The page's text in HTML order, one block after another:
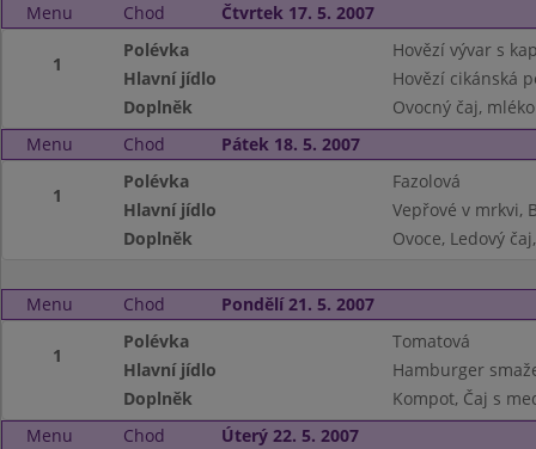
Menu
Chod Čtvrtek 17. 5. 2007
1
Polévka
Hovězí vývar s
Hlavní jídlo
Hovězí cikánská
Doplněk
Ovocný čaj, mléko
Menu
Chod Pátek 18. 5. 2007
1
Polévka
Fazolová
Hlavní jídlo
Vepřové v mrkvi,
Doplněk
Ovoce, Ledový
Menu Chod Pondělí 21. 5. 2007
1
Polévka
Tomatová
Hlavní jídlo
Hamburger
Doplněk
Kompot, Čaj s
Menu
Chod Úterý 22. 5. 2007